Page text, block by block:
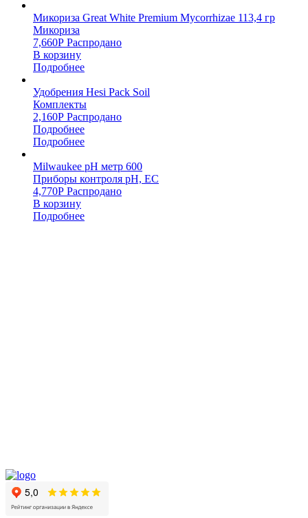
Микориза Great White Premium Mycorrhizae 113,4 гр
Микориза
7,660Р Распродано
В корзину
Подробнее
Удобрения Hesi Pack Soil
Комплекты
2,160Р Распродано
Подробнее
Подробнее
Milwaukee pH метр 600
Приборы контроля pH, EC
4,770Р Распродано
В корзину
Подробнее